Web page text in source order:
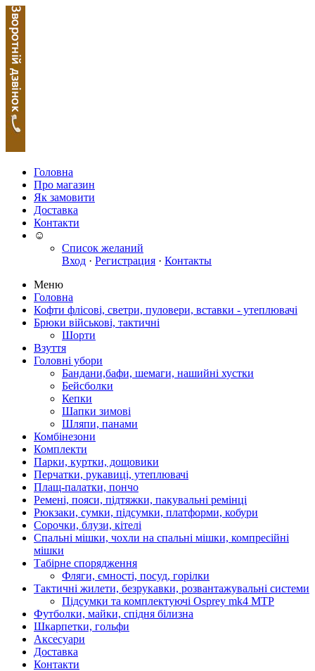
Головна
Про магазин
Як замовити
Доставка
Контакти
☺
Список желаний
Вход · Регистрация · Контакты
Меню
Головна
Кофти флісові, светри, пуловери, вставки - утеплювачі
Брюки військові, тактичні
Шорти
Взуття
Головні убори
Бандани,бафи, шемаги, нашийні хустки
Бейсболки
Кепки
Шапки зимові
Шляпи, панами
Комбінезони
Комплекти
Парки, куртки, дощовики
Перчатки, рукавиці, утеплювачі
Плащ-палатки, пончо
Ремені, пояси, підтяжки, пакувальні ремінці
Рюкзаки, сумки, підсумки, платформи, кобури
Сорочки, блузи, кітелі
Спальні мішки, чохли на спальні мішки, компресійні
мішки
Табірне спорядження
Фляги, ємності, посуд, горілки
Тактичні жилети, безрукавки, розвантажувальні системи
Підсумки та комплектуючі Osprey mk4 MTP
Футболки, майки, спідня білизна
Шкарпетки, гольфи
Аксесуари
Доставка
Контакти